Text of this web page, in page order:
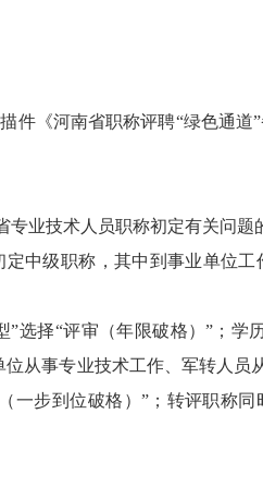
件《河南省职称评聘“绿色通道
业技术人员职称初定有关问题
中级职称，其中到事业单位
选择“评审（年限破格）”；学
从事专业技术工作、军转人
一步到位破格）”；转评职称